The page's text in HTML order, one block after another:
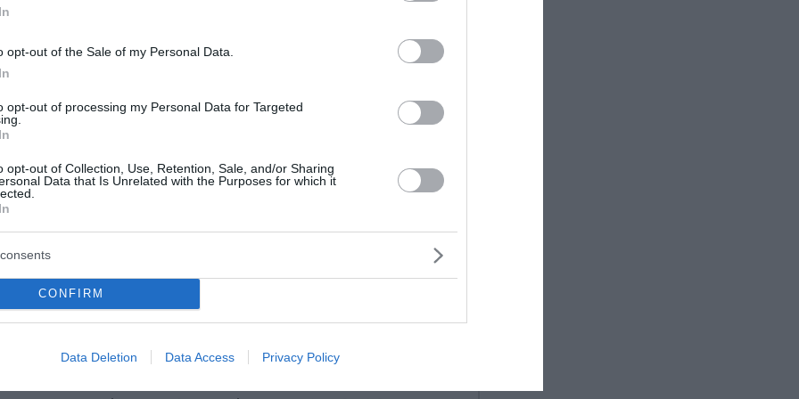
opt-out of the Sale of my Personal Data.
opt-out of processing my Personal Data for Targeted
opt-out of Collection, Use, Retention, Sale, and/or Sharing
Data that Is Unrelated with the Purposes for which it
CONFIRM
Data Deletion Data Access Privacy Policy
χορηγείται με υποδόρια ένεση και όχι μέσω
ταχύτερη και πιο εύκολη τόσο για τους ασθενείς όσο και
έως μέτριες, ενώ λιγότεροι από ένας στους δέκα ασθενείς
βελτίωση της κατάστασής του: «Πλέον νιώθω ότι
θεραπεία δυσκολευόμουν να μιλήσω και να φάω εξαιτίας του
το πρήξιμο έχει μειωθεί σημαντικά και ο πόνος έχει
τις σοβαρές παρενέργειες που είχα κατά τη διάρκεια της
σημείο, μπορούσε να καταναλώσει μόνο σούπες, ρυζόγαλο,